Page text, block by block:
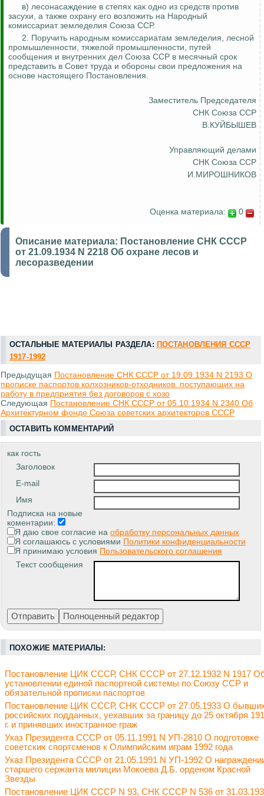
в) лесонасаждение в степях как одно из средств против
засухи, а также охрану его возложить на Народный
комиссариат земледелия Союза ССР.
2. Поручить народным комиссариатам земледелия, лесной
промышленности, тяжелой промышленности, путей
сообщения и внутренних дел Союза ССР в месячный срок
представить в Совет труда и обороны свои предложения на
основе настоящего Постановления.
Заместитель Председателя
СНК Союза ССР
В.КУЙБЫШЕВ
Управляющий делами
СНК Союза ССР
И.МИРОШНИКОВ
Оценка материала: 0
Описание материала: Постановление СНК СССР
от 21.09.1934 N 2218 Об охране лесов и
лесоразведении
ОСТАЛЬНЫЕ МАТЕРИАЛЫ РАЗДЕЛА: ПОСТАНОВЛЕНИЯ СССР
1917-1992
Предыдущая Постановление СНК СССР от 19.09.1934 N 2193 О
прописке паспортов колхозников-отходников. поступающих на
работу в предприятия без договоров с хозо
Следующая Постановление СНК СССР от 05.10.1934 N 2340 Об
Архитектурном фонде Союза советских архитекторов СССР
ОСТАВИТЬ КОММЕНТАРИЙ
как гость
Заголовок
E-mail
Имя
Подписка на новые
коментарии:
Я даю свое согласие на обработку персональных данных
Я соглашаюсь с условиями Политики конфиденциальности
Я принимаю условия Пользовательского соглашения
Текст сообщения
ПОХОЖИЕ МАТЕРИАЛЫ:
Постановление ЦИК СССР, СНК СССР от 27.12.1932 N 1917
установлении единой паспортной системы по Союзу ССР и
обязательной прописки паспортов
Постановление ЦИК СССР, СНК СССР от 27.05.1933 О
российских подданных, уехавших за границу до 25 октября
г. и принявших иностранное граж
Указ Президента СССР от 05.11.1991 N УП-2810 О подготовке
советских спортсменов к Олимпийским играм 1992 года
Указ Президента СССР от 21.05.1991 N УП-1992 О
старшего сержанта милиции Мокоева Д.Б. орденом Красной
Звезды
Постановление ЦИК СССР N 93, СНК СССР N 536 от